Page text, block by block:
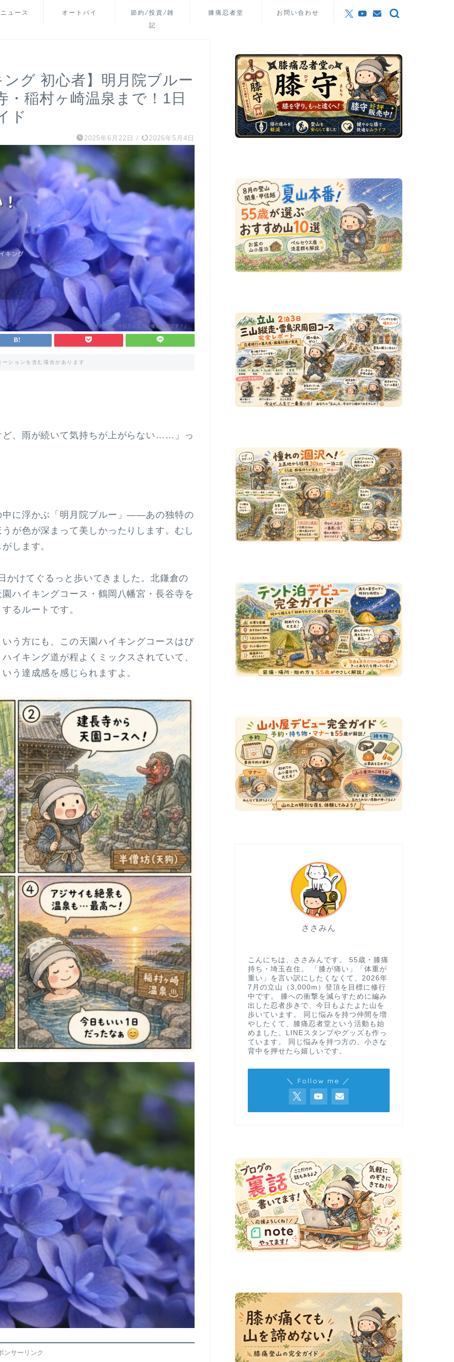
ュース オートバイ
節約/投資/雑
記
膝痛忍者堂 お問い合わせ
グ 初心者】明月院ブルー
・稲村ヶ崎温泉まで！1日
ド
2025年6月22日 / 2026年5月4日
ーションを含む場合があります
ど、雨が続いて気持ちが上がらない……」っ
中に浮かぶ「明月院ブルー」——あの独特の
が色が深まって美しかったりします。むし
します。
かけてぐるっと歩いてきました。北鎌倉の
ハイキングコース・鶴岡八幡宮・長谷寺を
るルートです。
う方にも、この天園ハイキングコースはぴ
イキング道が程よくミックスされていて、
う達成感を感じられますよ。
ンサーリンク
ささみん
こんにちは、ささみんです。 55歳・膝痛
持ち・埼玉在住。 「膝が痛い」「体重が
重い」を言い訳にしたくなくて、2026年
7月の立山（3,000m）登頂を目標に修行
中です。 膝への衝撃を減らすために編み
出した忍者歩きで、今日もよたよた山を
歩いています。 同じ悩みを持つ仲間を増
やしたくて、膝痛忍者堂という活動も始
めました。LINEスタンプやグッズも作っ
ています。 同じ悩みを持つ方の、小さな
背中を押せたら嬉しいです。
＼ Follow me ／